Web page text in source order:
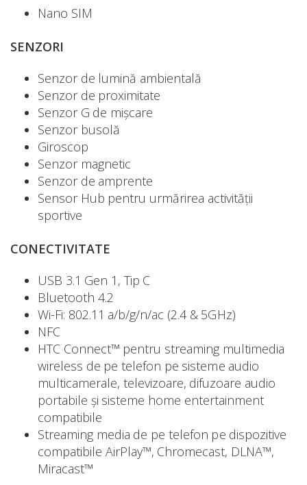
Nano SIM
SENZORI
Senzor de lumină ambientală
Senzor de proximitate
Senzor G de mișcare
Senzor busolă
Giroscop
Senzor magnetic
Senzor de amprente
Sensor Hub pentru urmărirea activității
sportive
CONECTIVITATE
USB 3.1 Gen 1, Tip C
Bluetooth 4.2
Wi-Fi: 802.11 a/b/g/n/ac (2.4 & 5GHz)
NFC
HTC Connect™ pentru streaming multimedia
wireless de pe telefon pe sisteme audio
multicamerale, televizoare, difuzoare audio
portabile și sisteme home entertainment
compatibile
Streaming media de pe telefon pe dispozitive
compatibile AirPlay™, Chromecast, DLNA™,
Miracast™